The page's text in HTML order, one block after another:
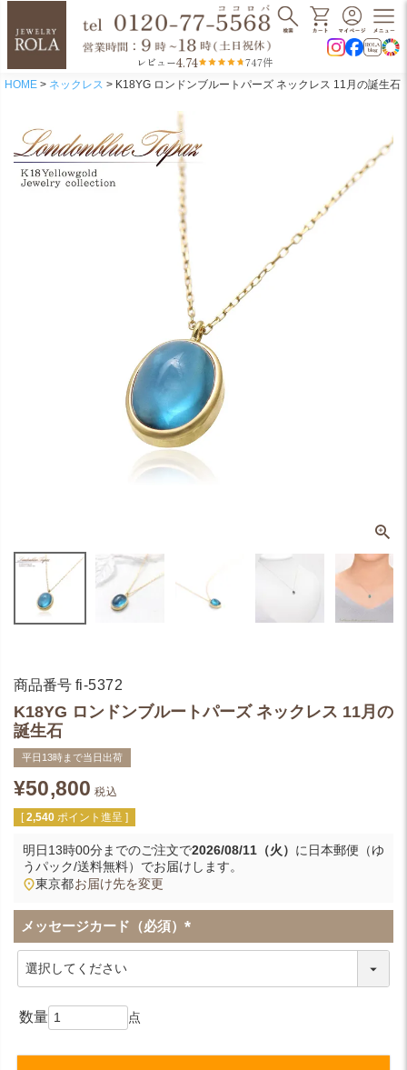
レビュー4.74 747件
HOME ネックレス K18YG ロンドンブルートパーズ ネックレス 11月の誕生石
商品番号 fi-5372
K18YG ロンドンブルートパーズ ネックレス 11月の
誕生石
平日13時まで当日出荷
¥50,800 税込
[ 2,540 ポイント進呈 ]
明日13時00分までのご注文で2026/08/11（火） に 日本郵便（ゆ
うパック/送料無料） でお届けします。
東京都お届け先を変更
メッセージカード（必須）
(